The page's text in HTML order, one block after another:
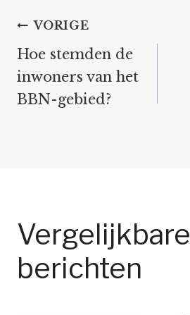
Bericht
navigatie
VORIGE
Hoe stemden de
inwoners van het
BBN-gebied?
Vergelijkbare
berichten